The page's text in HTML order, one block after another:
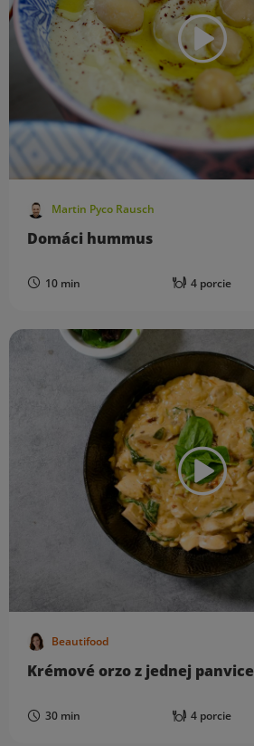
Martin Pyco Rausch
Domáci hummus
10 min 4 porcie
Beautifood
Krémové orzo z jednej panvice
30 min 4 porcie